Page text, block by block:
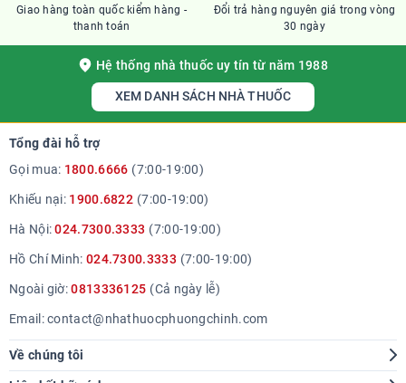
Giao hàng toàn quốc kiểm hàng -
thanh toán
Đổi trả hàng nguyên giá trong vòng
30 ngày
Hệ thống nhà thuốc uy tín từ năm 1988
XEM DANH SÁCH NHÀ THUỐC
Tổng đài hỗ trợ
Gọi mua: 1800.6666 (7:00-19:00)
Khiếu nại: 1900.6822 (7:00-19:00)
Hà Nội:024.7300.3333 (7:00-19:00)
Hồ Chí Minh: 024.7300.3333 (7:00-19:00)
Ngoài giờ:0813336125 (Cả ngày lễ)
Email:contact@nhathuocphuongchinh.com
Về chúng tôi
Giới thiệu